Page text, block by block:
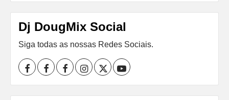
Dj DougMix Social
Siga todas as nossas Redes Sociais.
FacebookPerfil
I
Perfil
II
Instagram
TwitterYoutube